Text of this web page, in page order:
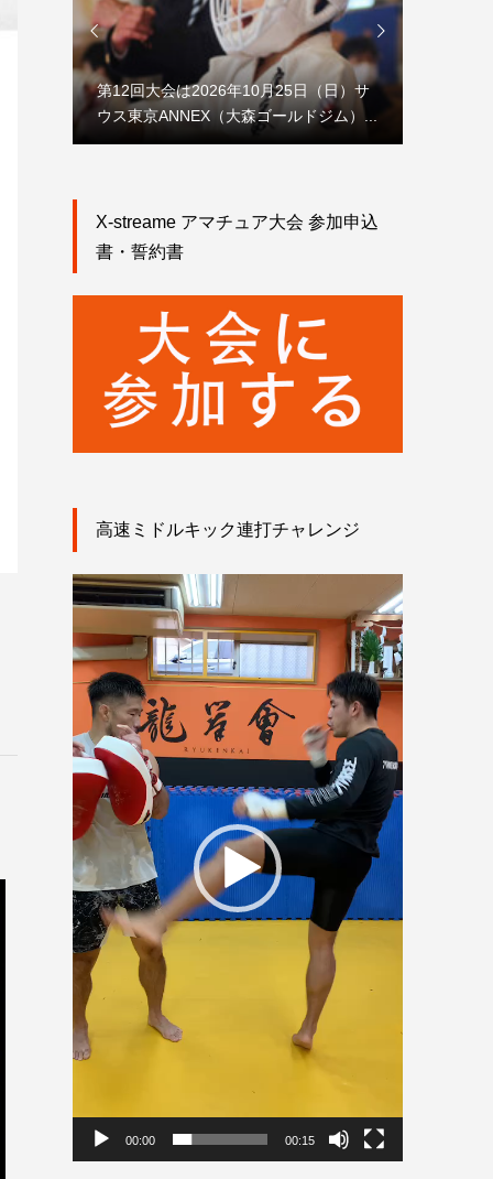

第12回大会は2026年10月25日（日）サ
ウス東京ANNEX（大森ゴールドジム）...

X-streame アマチュア大会 参加申込
書・誓約書
高速ミドルキック連打チャレンジ
動
画
プ
レ
ー
ー
00:00 00:15